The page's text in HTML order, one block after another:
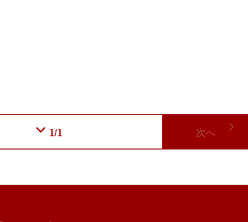
1/1 次へ